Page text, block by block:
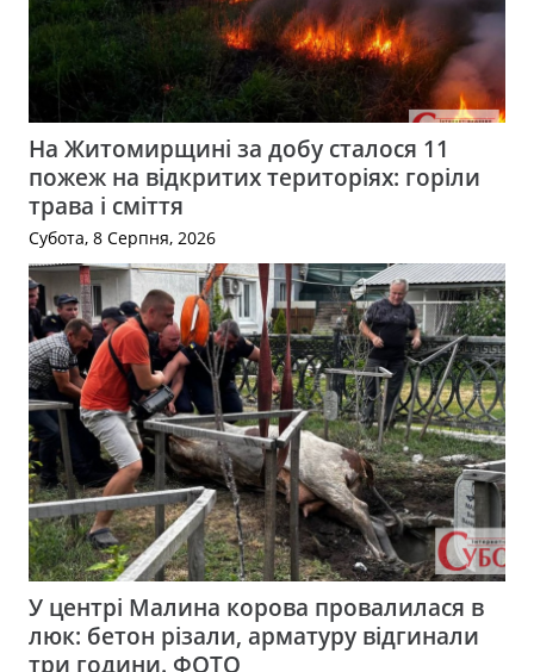
На Житомирщині за добу сталося 11
пожеж на відкритих територіях: горіли
трава і сміття
Субота, 8 Серпня, 2026
У центрі Малина корова провалилася в
люк: бетон різали, арматуру відгинали
три години. ФОТО